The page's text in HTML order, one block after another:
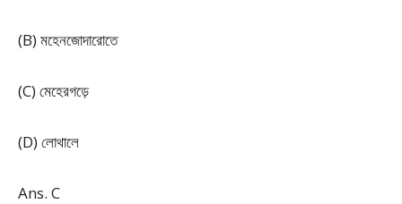
(B) মহেনজোদারোতে
(C) মেহেরগড়ে
(D) লোথালে
Ans. C